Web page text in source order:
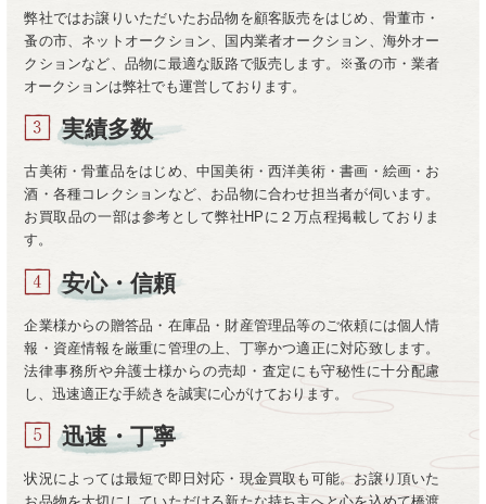
弊社ではお譲りいただいたお品物を顧客販売をはじめ、骨董市・
蚤の市、ネットオークション、国内業者オークション、海外オー
クションなど、品物に最適な販路で販売します。※蚤の市・業者
オークションは弊社でも運営しております。
実績多数
古美術・骨董品をはじめ、中国美術・西洋美術・書画・絵画・お
酒・各種コレクションなど、お品物に合わせ担当者が伺います。
お買取品の一部は参考として弊社HPに２万点程掲載しておりま
す。
安心・信頼
企業様からの贈答品・在庫品・財産管理品等のご依頼には個人情
報・資産情報を厳重に管理の上、丁寧かつ適正に対応致します。
法律事務所や弁護士様からの売却・査定にも守秘性に十分配慮
し、迅速適正な手続きを誠実に心がけております。
迅速・丁寧
状況によっては最短で即日対応・現金買取も可能。お譲り頂いた